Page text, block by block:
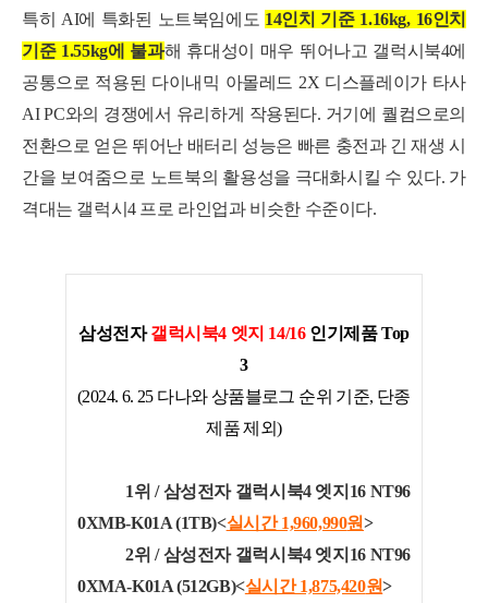
특히 AI에 특화된 노트북임에도 14인치 기준 1.16kg, 16인치
기준 1.55kg에 불과해 휴대성이 매우 뛰어나고 갤럭시북4에
공통으로 적용된 다이내믹 아몰레드 2X 디스플레이가 타사
AI PC와의 경쟁에서 유리하게 작용된다. 거기에 퀄컴으로의
전환으로 얻은 뛰어난 배터리 성능은 빠른 충전과 긴 재생 시
간을 보여줌으로 노트북의 활용성을 극대화시킬 수 있다. 가
격대는 갤럭시4 프로 라인업과 비슷한 수준이다.
삼성전자갤럭시북4 엣지 14/16인기제품 Top
3
(2024. 6. 25 다나와 상품블로그 순위 기준, 단종
제품 제외)
1위 /삼성전자 갤럭시북4 엣지16 NT96
0XMB-K01A (1TB)<실시간 1,960,990원>
2위 / 삼성전자 갤럭시북4 엣지16 NT96
0XMA-K01A (512GB)<실시간 1,875,420원>